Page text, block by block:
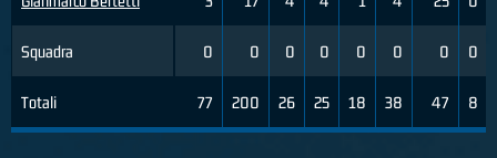
Squadra
Totali
0 0 0 0 0 0 0 0
77 200 26 25 18 38 47 8